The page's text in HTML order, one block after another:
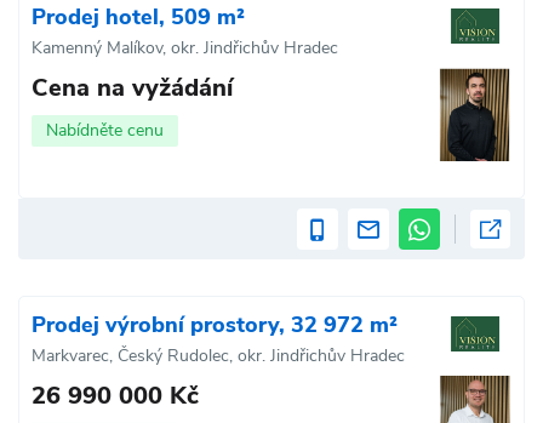
Prodej hotel, 509 m²
Kamenný Malíkov, okr. Jindřichův Hradec
Cena na vyžádání
Nabídněte cenu
Prodej výrobní prostory, 32 972 m²
Markvarec, Český Rudolec, okr. Jindřichův Hradec
26 990 000 Kč